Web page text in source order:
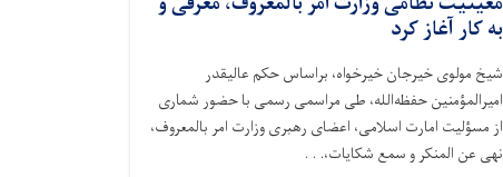
به کار آغاز کرد
شیخ مولوی خیرجان خیرخواه، براساس حکم عالیقدر
امیرالمؤمنین حفظه‌الله، طی مراسمی رسمی با حضور شماری
از مسؤلیت امارت اسلامی، اعضای رهبری وزارت امر بالمعروف،
نهی عن المنکر و سمع شکایات،. . .